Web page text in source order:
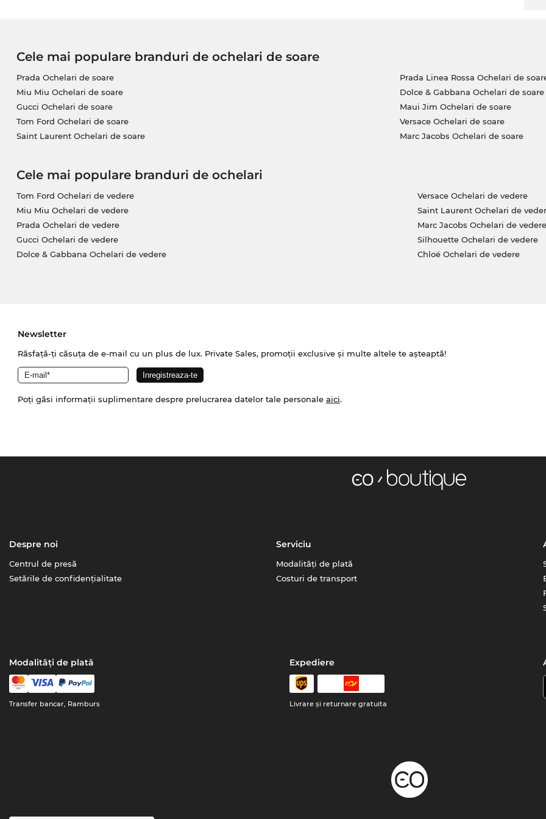
Cele mai populare branduri de ochelari de soare
Prada Ochelari de soare
Miu Miu Ochelari de soare
Gucci Ochelari de soare
Tom Ford Ochelari de soare
Saint Laurent Ochelari de soare
Prada Linea Rossa Ochelari de
Dolce & Gabbana Ochelari de soare
Maui Jim Ochelari de soare
Versace Ochelari de soare
Marc Jacobs Ochelari de soare
Cele mai populare branduri de ochelari
Tom Ford Ochelari de vedere
Miu Miu Ochelari de vedere
Prada Ochelari de vedere
Gucci Ochelari de vedere
Dolce & Gabbana Ochelari de vedere
Versace Ochelari de vedere
Saint Laurent Ochelari de
Marc Jacobs Ochelari de vedere
Silhouette Ochelari de vedere
Chloé Ochelari de vedere
Newsletter
Răsfață-ți căsuța de e-mail cu un plus de lux. Private Sales, promoții exclusive și multe altele te așteaptă!
Poți găsi informații suplimentare despre prelucrarea datelor tale personale aici.
Despre noi
Centrul de presă
Setările de confidențialitate
Serviciu
Modalități de plată
Costuri de transport
Modalități de plată
Transfer bancar, Ramburs
Expediere
Livrare şi returnare gratuita